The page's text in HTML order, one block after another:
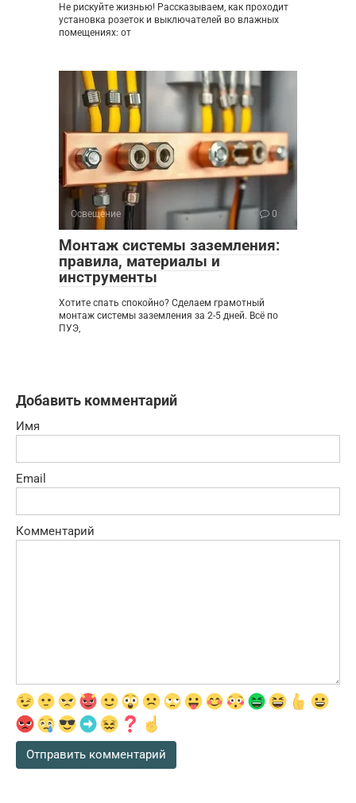
Не рискуйте жизнью! Рассказываем, как проходит
установка розеток и выключателей во влажных
помещениях: от
Освещение 0
Монтаж системы заземления:
правила, материалы и
инструменты
Хотите спать спокойно? Сделаем грамотный
монтаж системы заземления за 2-5 дней. Всё по
ПУЭ,
Добавить комментарий
Имя
Email
Комментарий